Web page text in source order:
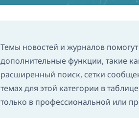
Темы новостей и журналов
дополнительные функции, такие
расширенный поиск, сетки
темах для этой категории в
только в профессиональной или